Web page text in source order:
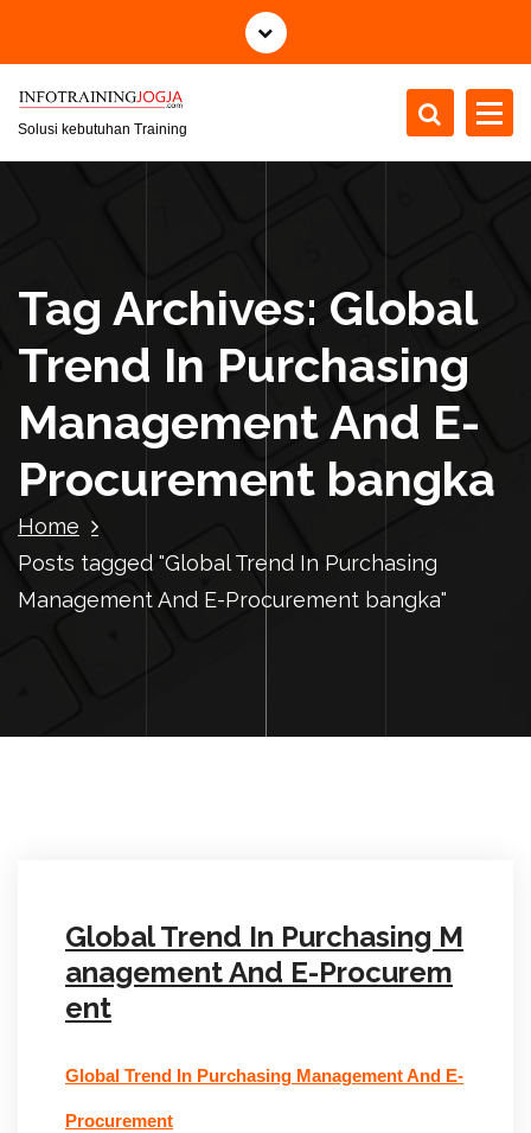
i
Solusi kebutuhan Training
Tag Archives: Global
Trend In Purchasing
Management And E-
Procurement bangka
Home
Posts tagged "Global Trend In Purchasing
Management And E-Procurement bangka"
Global Trend In Purchasing M
anagement And E-Procurem
ent
Global Trend In Purchasing Management And E-
Procurement